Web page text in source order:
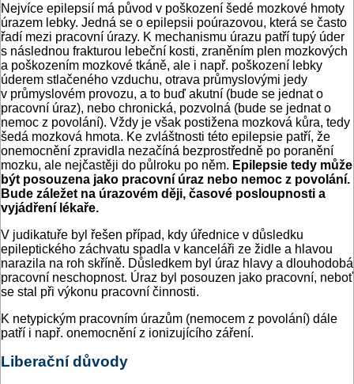
Nejvíce epilepsií má původ v poškození šedé mozkové hmoty
úrazem lebky. Jedná se o epilepsii poúrazovou, která se často
řadí mezi pracovní úrazy. K mechanismu úrazu patří tupý úder
s následnou frakturou lebeční kosti, zraněním plen mozkových
a poškozením mozkové tkáně, ale i např. poškození lebky
úderem stlačeného vzduchu, otrava průmyslovými jedy
v průmyslovém provozu, a to buď akutní (bude se jednat o
pracovní úraz), nebo chronická, pozvolná (bude se jednat o
nemoc z povolání). Vždy je však postižena mozková kůra, tedy
šedá mozková hmota. Ke zvláštnosti této epilepsie patří, že
onemocnění zpravidla nezačíná bezprostředně po poranění
mozku, ale nejčastěji do půlroku po něm. Epilepsie tedy může
být posouzena jako pracovní úraz nebo nemoc z povolání.
Bude záležet na úrazovém ději, časové posloupnosti a
vyjádření lékaře.
V judikatuře byl řešen případ, kdy úřednice v důsledku
epileptického záchvatu spadla v kanceláři ze židle a hlavou
narazila na roh skříně. Důsledkem byl úraz hlavy a dlouhodobá
pracovní neschopnost. Úraz byl posouzen jako pracovní, neboť
se stal při výkonu pracovní činnosti.
K netypickým pracovním úrazům (nemocem z povolání) dále
patří i např. onemocnění z ionizujícího záření.
Liberační důvody